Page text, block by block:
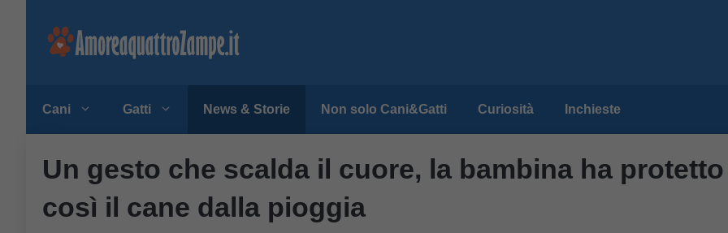
Cani Gatti News & Storie Non solo Cani&Gatti Curiosità Inchieste
Un gesto che scalda il cuore, la bambina ha protetto
così il cane dalla pioggia